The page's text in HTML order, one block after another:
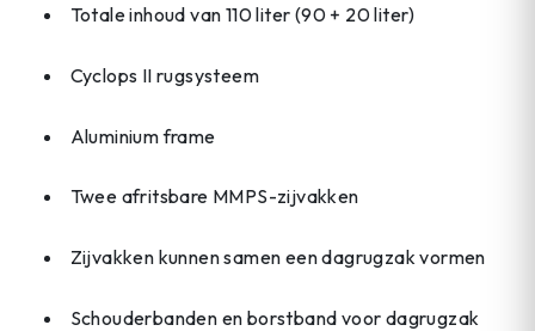
Totale inhoud van 110 liter (90 + 20 liter)
Cyclops II rugsysteem
Aluminium frame
Twee afritsbare MMPS-zijvakken
Zijvakken kunnen samen een dagrugzak vormen
Schouderbanden en borstband voor dagrugzak